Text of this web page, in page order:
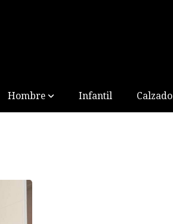
Hombre Infantil Calzado